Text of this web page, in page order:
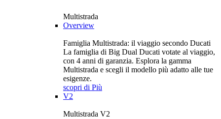
Multistrada
Overview
Famiglia Multistrada: il viaggio secondo Ducati
La famiglia di Big Dual Ducati votate al viaggio,
con 4 anni di garanzia. Esplora la gamma
Multistrada e scegli il modello più adatto alle tue
esigenze.
scopri di Più
V2
Multistrada V2